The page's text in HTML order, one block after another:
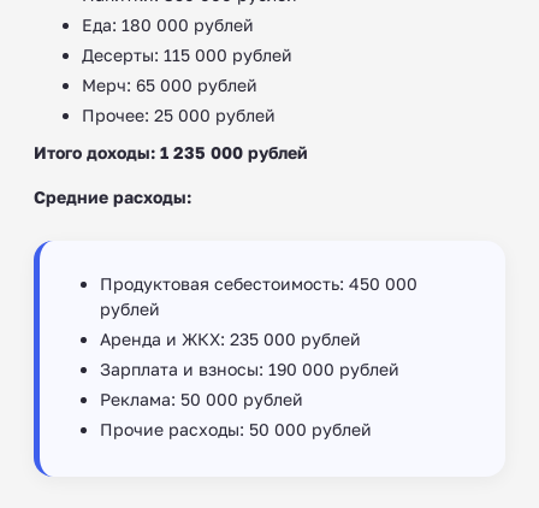
Еда: 180 000 рублей
Десерты: 115 000 рублей
Мерч: 65 000 рублей
Прочее: 25 000 рублей
Итого доходы: 1 235 000 рублей
Средние расходы:
Продуктовая себестоимость: 450 000
рублей
Аренда и ЖКХ: 235 000 рублей
Зарплата и взносы: 190 000 рублей
Реклама: 50 000 рублей
Прочие расходы: 50 000 рублей